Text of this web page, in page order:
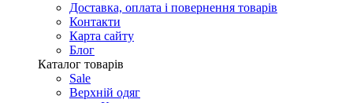
Доставка, оплата і повернення товарів
Контакти
Карта сайту
Блог
Каталог товарів
Sale
Верхній одяг